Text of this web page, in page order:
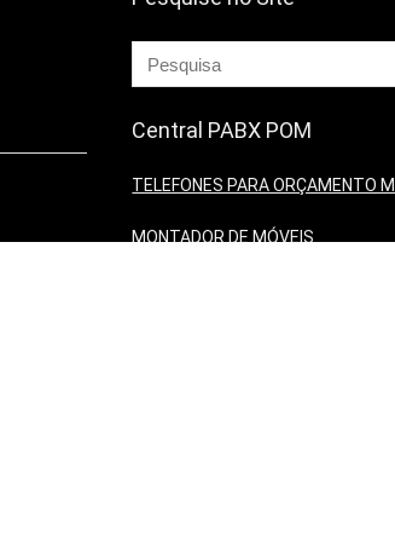
Central PABX POM
TELEFONES PARA ORÇAMENTO
MONTADOR DE MÓVEIS